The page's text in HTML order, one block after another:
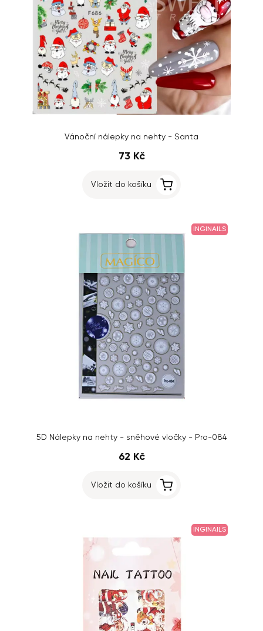
Vánoční nálepky na nehty - Santa
73 Kč
Vložit do košíku
INGINAILS
5D Nálepky na nehty - sněhové vločky - Pro-084
62 Kč
Vložit do košíku
INGINAILS